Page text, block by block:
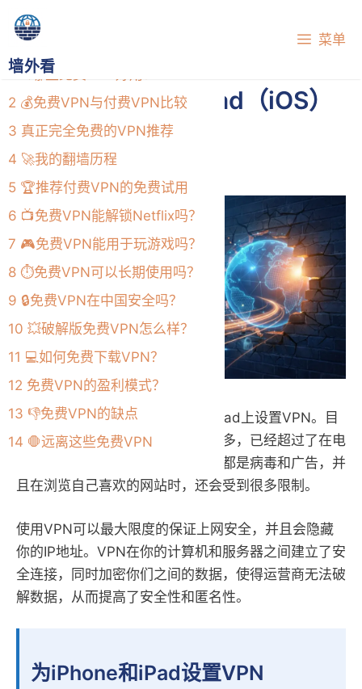
内
墙外看
菜单
如何在iPhone或iPad（iOS）
上设置VPN
2026年7月1日
本文将详细介绍如何在iPhone或iPad上设置VPN。目
前使用智能手机上网的人数越来越多，已经超过了在电
脑上网的人数。同时，网络上到处都是病毒和广告，并
且在浏览自己喜欢的网站时，还会受到很多限制。
使用VPN可以最大限度的保证上网安全，并且会隐藏
你的IP地址。VPN在你的计算机和服务器之间建立了安
全连接，同时加密你们之间的数据，使得运营商无法破
解数据，从而提高了安全性和匿名性。
为iPhone和iPad设置VPN
目录
1🔍哪些免费VPN好用？
2 💰免费VPN与付费VPN比较
3 真正完全免费的VPN推荐
4 🚀我的翻墙历程
5 🏆推荐付费VPN的免费试用
6 📺免费VPN能解锁Netflix吗？
7 🎮免费VPN能用于玩游戏吗？
8 ⏱️免费VPN可以长期使用吗？
9 🔒免费VPN在中国安全吗？
10 💥破解版免费VPN怎么样？
11 💻如何免费下载VPN？
12 免费VPN的盈利模式？
13 👎免费VPN的缺点
14 🛑远离这些免费VPN